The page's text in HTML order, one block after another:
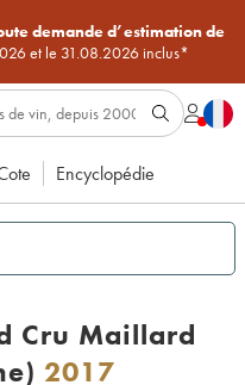
demande d’estimation de
et le 31.08.2026 inclus*
Encyclopédie
Cru Maillard
2017